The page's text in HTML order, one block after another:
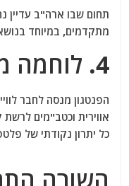
תחום שבו ארה"ב עדיין
מתקדמים, במיוחד
4. לוחמה מבוססת רשת
הפנטגון מנסה לחבר
אווירית וכטב"מים
כל יתרון נקודתי של